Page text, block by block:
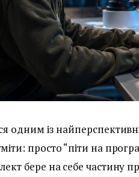
одним із
просто “піти на
бере на себе частину